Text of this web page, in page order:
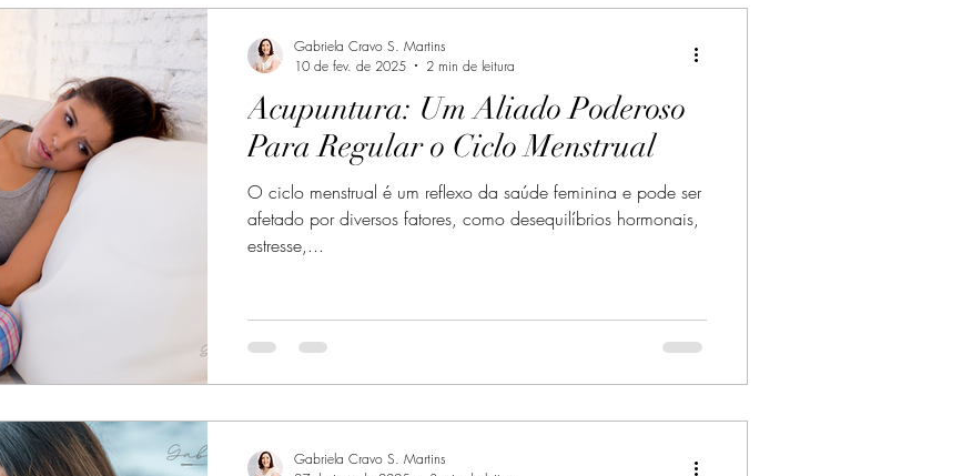
Acupuntura: Um Aliado Poderoso
Para Regular o Ciclo Menstrual
O ciclo menstrual é um reflexo da saúde feminina e pode ser
afetado por diversos fatores, como desequilíbrios hormonais,
estresse,...
Gabriela Cravo S. Martins
10 de fev. de 2025
2 min de leitura
Gabriela Cravo S. Martins